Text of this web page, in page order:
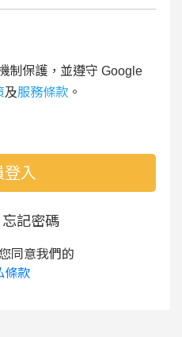
制保護，並遵守 Google
及服務條款 。
登入
忘記密碼
同意我們的
條款